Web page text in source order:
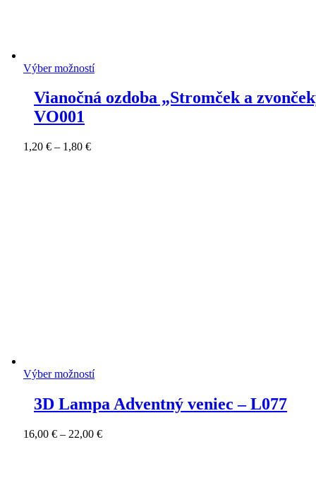
Výber možností
Vianočná ozdoba „Stromček a
VO001
1,20 € – 1,80 €Price
Výber možností
3D Lampa Adventný veniec – L077
16,00 € – 22,00 €Price